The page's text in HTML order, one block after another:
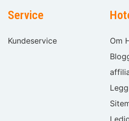
Service
Kundeservice
Om